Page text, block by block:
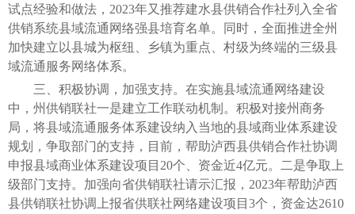
试点经验和做法，2023年又推荐建水县供销合作社列入全省
供销系统县域流通网络强县培育名单。同时，全面推进全州
加快建立以县城为枢纽、乡镇为重点、村级为终端的三级县
域流通服务网络体系。
三、积极协调，加强支持。在实施县域流通网络建设
中，州供销联社一是建立工作联动机制。积极对接州商务
局，将县域流通服务体系建设纳入当地的县域商业体系建设
规划，争取部门的支持，目前，帮助泸西县供销合作社协调
申报县域商业体系建设项目20个、资金近4亿元。二是争取上
级部门支持。加强向省供销联社请示汇报，2023年帮助泸西
县供销联社协调上报省供联社网络建设项目3个，资金达2610